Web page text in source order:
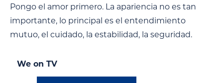
Pongo el amor primero. La apariencia no es tan
importante, lo principal es el entendimiento
mutuo, el cuidado, la estabilidad, la seguridad.
We on TV